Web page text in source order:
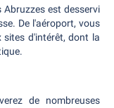
est desservi
De l'aéroport, vous
sites d'intérêt, dont la
de nombreuses